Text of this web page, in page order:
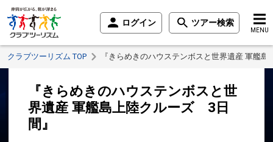
ログイン ツアー検索
MENU
クラブツーリズム TOP 『きらめきのハウステンボスと世界遺産 軍艦
『きらめきのハウステンボスと世
界遺産 軍艦島上陸クルーズ 3日
間』